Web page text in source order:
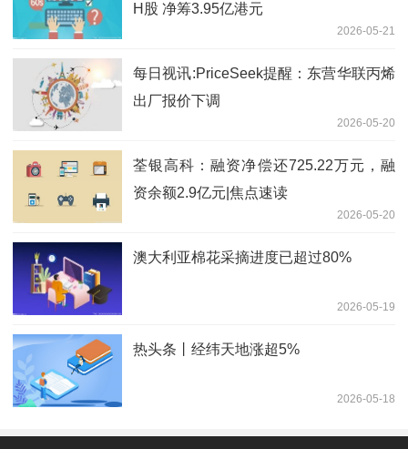
H股 净筹3.95亿港元
2026-05-21
每日视讯:PriceSeek提醒：东营华联丙烯
出厂报价下调
2026-05-20
荃银高科：融资净偿还725.22万元，融
资余额2.9亿元|焦点速读
2026-05-20
澳大利亚棉花采摘进度已超过80%
2026-05-19
热头条丨经纬天地涨超5%
2026-05-18